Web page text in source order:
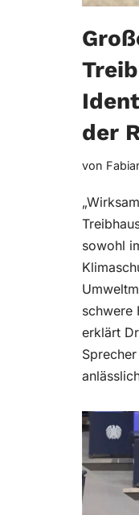
der
von
sowohl
schwere
erklärt